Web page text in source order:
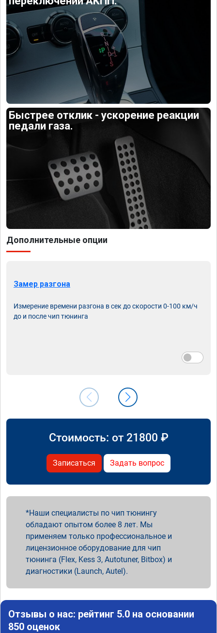
Быстрее отклик - ускорение реакции
педали газа.
Дополнительные опции
Замер разгона
Измерение времени разгона в сек до скорости 0-100 км/ч
до и после чип тюнинга
Стоимость: от 21800 ₽
Записаться Задать вопрос
Наши специалисты по чип тюнингу
обладают опытом более 8 лет. Мы
применяем только профессиональное и
лицензионное оборудование для чип
тюнинга (Flex, Kess 3, Autotuner, Bitbox) и
диагностики (Launch, Autel).
Отзывы о нас: рейтинг 5.0 на основании
850 оценок